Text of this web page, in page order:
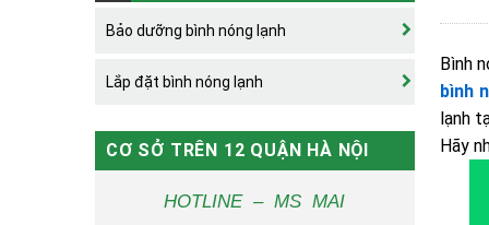
Bảo dưỡng bình nóng lạnh
Lắp đặt bình nóng lạnh
CƠ SỞ TRÊN 12 QUẬN HÀ NỘI
HOTLINE – MS MAI
Bình
bình
lạnh
Hãy